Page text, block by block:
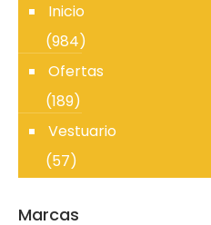
Inicio
(984)
Ofertas
(189)
Vestuario
(57)
Marcas